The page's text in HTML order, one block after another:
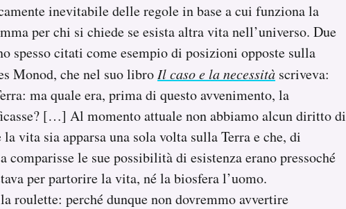
inevitabile delle regole in base a cui funziona la
per chi si chiede se esista altra vita nell’universo. Due
spesso citati come esempio di posizioni opposte sulla
Monod, che nel suo libro Il caso e la necessità scriveva:
ma quale era, prima di questo avvenimento, la
[…] Al momento attuale non abbiamo alcun diritto di
vita sia apparsa una sola volta sulla Terra e che, di
comparisse le sue possibilità di esistenza erano pressoché
per partorire la vita, né la biosfera l’uomo.
roulette: perché dunque non dovremmo avvertire